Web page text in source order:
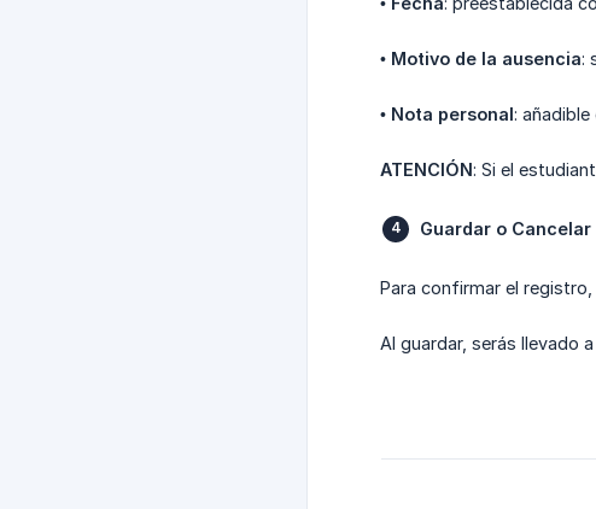
• Motivo de la ausencia:
• Nota personal:
ATENCIÓN: Si el
Guardar o Cancelar
Para confirmar el registro,
Al guardar, serás llevado